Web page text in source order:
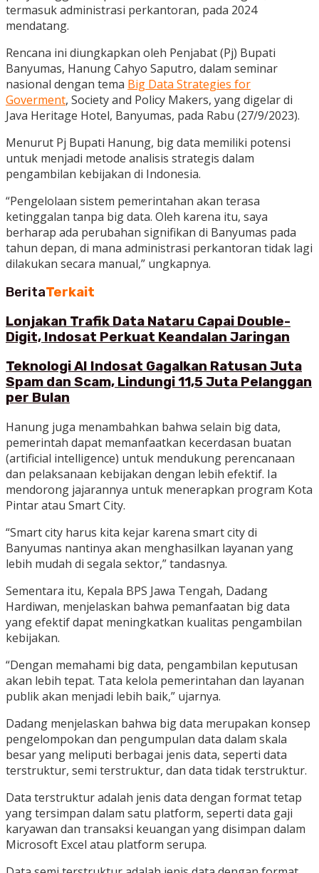
termasuk administrasi perkantoran, pada 2024
mendatang.
Rencana ini diungkapkan oleh Penjabat (Pj) Bupati
Banyumas, Hanung Cahyo Saputro, dalam seminar
nasional dengan tema Big Data Strategies for
Goverment, Society and Policy Makers, yang digelar di
Java Heritage Hotel, Banyumas, pada Rabu (27/9/2023).
Menurut Pj Bupati Hanung, big data memiliki potensi
untuk menjadi metode analisis strategis dalam
pengambilan kebijakan di Indonesia.
“Pengelolaan sistem pemerintahan akan terasa
ketinggalan tanpa big data. Oleh karena itu, saya
berharap ada perubahan signifikan di Banyumas pada
tahun depan, di mana administrasi perkantoran tidak lagi
dilakukan secara manual,” ungkapnya.
BeritaTerkait
Lonjakan Trafik Data Nataru Capai Double-
Digit, Indosat Perkuat Keandalan Jaringan
Teknologi AI Indosat Gagalkan Ratusan Juta
Spam dan Scam, Lindungi 11,5 Juta Pelanggan
per Bulan
Hanung juga menambahkan bahwa selain big data,
pemerintah dapat memanfaatkan kecerdasan buatan
(artificial intelligence) untuk mendukung perencanaan
dan pelaksanaan kebijakan dengan lebih efektif. Ia
mendorong jajarannya untuk menerapkan program Kota
Pintar atau Smart City.
“Smart city harus kita kejar karena smart city di
Banyumas nantinya akan menghasilkan layanan yang
lebih mudah di segala sektor,” tandasnya.
Sementara itu, Kepala BPS Jawa Tengah, Dadang
Hardiwan, menjelaskan bahwa pemanfaatan big data
yang efektif dapat meningkatkan kualitas pengambilan
kebijakan.
“Dengan memahami big data, pengambilan keputusan
akan lebih tepat. Tata kelola pemerintahan dan layanan
publik akan menjadi lebih baik,” ujarnya.
Dadang menjelaskan bahwa big data merupakan konsep
pengelompokan dan pengumpulan data dalam skala
besar yang meliputi berbagai jenis data, seperti data
terstruktur, semi terstruktur, dan data tidak terstruktur.
Data terstruktur adalah jenis data dengan format tetap
yang tersimpan dalam satu platform, seperti data gaji
karyawan dan transaksi keuangan yang disimpan dalam
Microsoft Excel atau platform serupa.